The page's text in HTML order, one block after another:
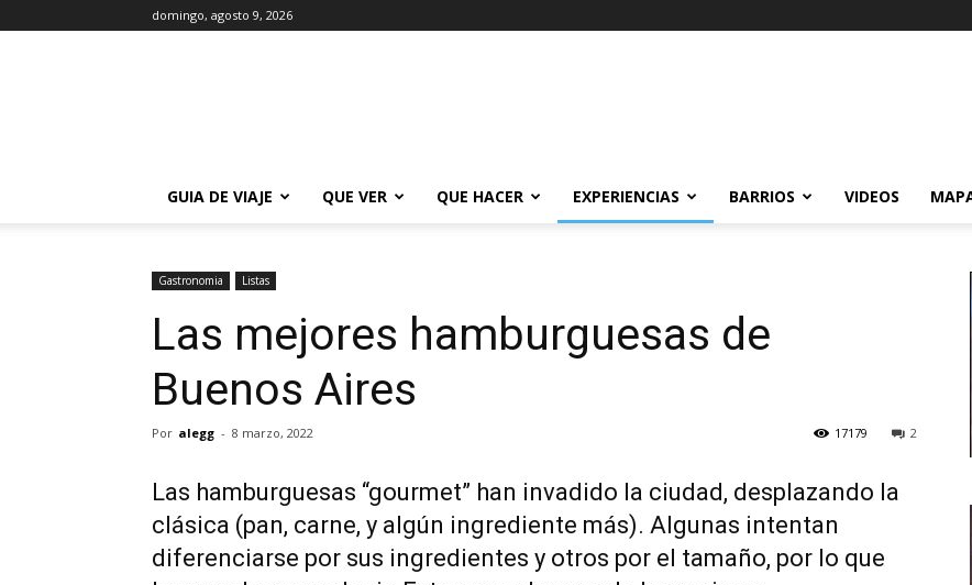
domingo, agosto 9, 2026
GUIA DE VIAJE
QUE VER QUE HACER EXPERIENCIAS BARRIOS VIDEOS
Gastronomia Listas
Las mejores hamburguesas de
Buenos Aires
Por alegg - 8 marzo, 2022 2
17179
Las hamburguesas “gourmet” han invadido la ciudad, desplazando la
clásica (pan, carne, y algún ingrediente más). Algunas intentan
diferenciarse por sus ingredientes y otros por el tamaño, por lo que